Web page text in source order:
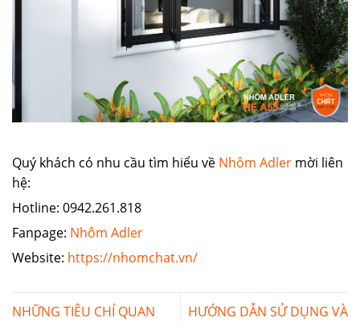
Quý khách có nhu cầu tìm hiểu về Nhôm Adler mời liên
hệ:
Hotline: 0942.261.818
Fanpage: Nhôm Adler
Website: https://nhomchat.vn/
NHỮNG TIÊU CHÍ QUAN
HƯỚNG DẪN SỬ DỤNG VÀ